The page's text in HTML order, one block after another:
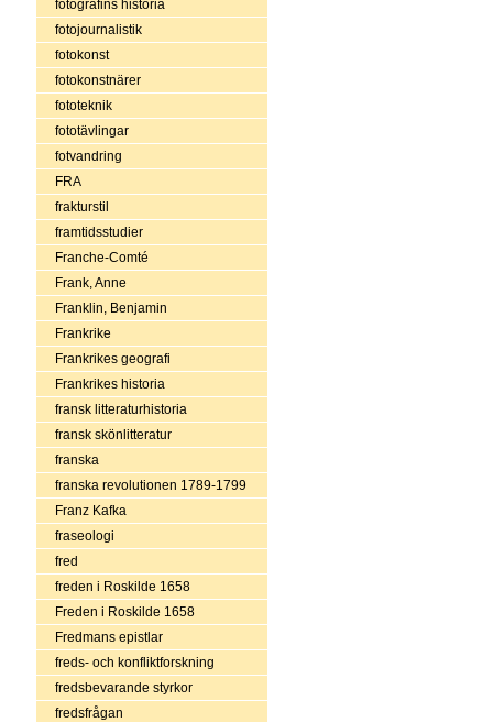
fotografins historia
fotojournalistik
fotokonst
fotokonstnärer
fototeknik
fototävlingar
fotvandring
FRA
frakturstil
framtidsstudier
Franche-Comté
Frank, Anne
Franklin, Benjamin
Frankrike
Frankrikes geografi
Frankrikes historia
fransk litteraturhistoria
fransk skönlitteratur
franska
franska revolutionen 1789-1799
Franz Kafka
fraseologi
fred
freden i Roskilde 1658
Freden i Roskilde 1658
Fredmans epistlar
freds- och konfliktforskning
fredsbevarande styrkor
fredsfrågan